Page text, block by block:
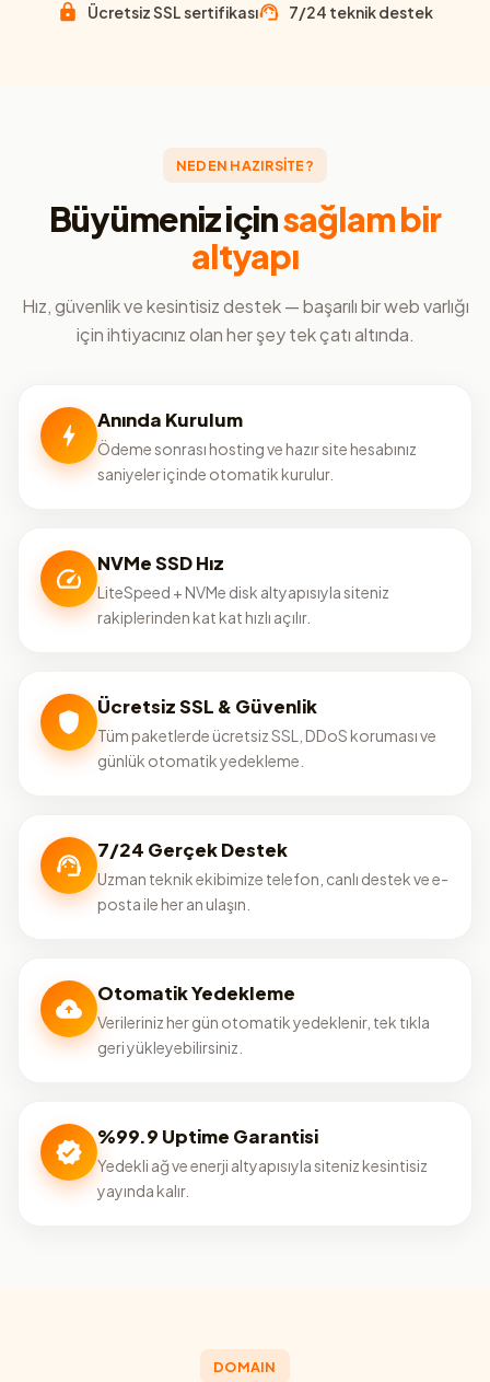
Ücretsiz SSL sertifikası 7/24 teknik destek
NEDEN HAZIRSİTE?
Büyümeniz içinsağlam bir
altyapı
Hız, güvenlik ve kesintisiz destek — başarılı bir web varlığı
için ihtiyacınız olan her şey tek çatı altında.
Anında Kurulum
Ödeme sonrası hosting ve hazır site hesabınız
saniyeler içinde otomatik kurulur.
NVMe SSD Hız
LiteSpeed + NVMe disk altyapısıyla siteniz
rakiplerinden kat kat hızlı açılır.
Ücretsiz SSL & Güvenlik
Tüm paketlerde ücretsiz SSL, DDoS koruması ve
günlük otomatik yedekleme.
7/24 Gerçek Destek
Uzman teknik ekibimize telefon, canlı destek ve e-
posta ile her an ulaşın.
Otomatik Yedekleme
Verileriniz her gün otomatik yedeklenir, tek tıkla
geri yükleyebilirsiniz.
%99.9 Uptime Garantisi
Yedekli ağ ve enerji altyapısıyla siteniz kesintisiz
yayında kalır.
DOMAIN